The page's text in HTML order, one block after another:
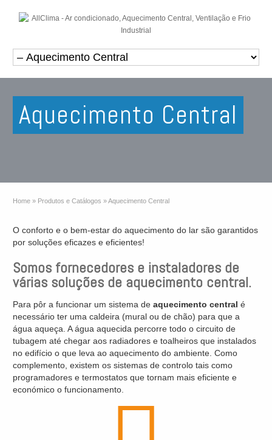
Aquecimento Central
Home » Produtos e Catálogos »Aquecimento Central
O conforto e o bem-estar do aquecimento do lar são garantidos
por soluções eficazes e eficientes!
Somos fornecedores e instaladores de
várias soluções de aquecimento central.
Para pôr a funcionar um sistema deaquecimento central é
necessário ter uma caldeira (mural ou de chão) para que a
água aqueça. A água aquecida percorre todo o circuito de
tubagem até chegar aos radiadores e toalheiros que instalados
no edifício o que leva ao aquecimento do ambiente. Como
complemento, existem os sistemas de controlo tais como
programadores e termostatos que tornam mais eficiente e
económico o funcionamento.